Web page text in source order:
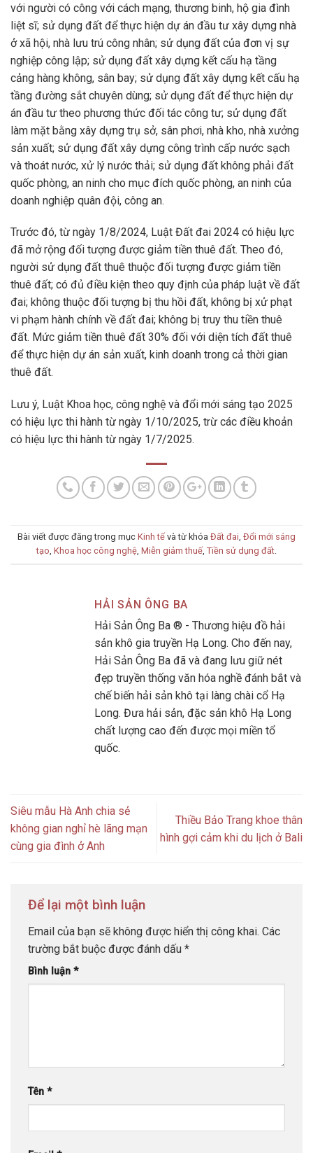
với người có công với cách mạng, thương binh, hộ gia đình
liệt sĩ; sử dụng đất để thực hiện dự án đầu tư xây dựng nhà
ở xã hội, nhà lưu trú công nhân; sử dụng đất của đơn vị sự
nghiệp công lập; sử dụng đất xây dựng kết cấu hạ tầng
cảng hàng không, sân bay; sử dụng đất xây dựng kết cấu hạ
tầng đường sắt chuyên dùng; sử dụng đất để thực hiện dự
án đầu tư theo phương thức đối tác công tư; sử dụng đất
làm mặt bằng xây dựng trụ sở, sân phơi, nhà kho, nhà xưởng
sản xuất; sử dụng đất xây dựng công trình cấp nước sạch
và thoát nước, xử lý nước thải; sử dụng đất không phải đất
quốc phòng, an ninh cho mục đích quốc phòng, an ninh của
doanh nghiệp quân đội, công an.
Trước đó, từ ngày 1/8/2024, Luật Đất đai 2024 có hiệu lực
đã mở rộng đối tượng được giảm tiền thuê đất. Theo đó,
người sử dụng đất thuê thuộc đối tượng được giảm tiền
thuê đất; có đủ điều kiện theo quy định của pháp luật về đất
đai; không thuộc đối tượng bị thu hồi đất, không bị xử phạt
vi phạm hành chính về đất đai; không bị truy thu tiền thuê
đất. Mức giảm tiền thuê đất 30% đối với diện tích đất thuê
để thực hiện dự án sản xuất, kinh doanh trong cả thời gian
thuê đất.
Lưu ý, Luật Khoa học, công nghệ và đổi mới sáng tạo 2025
có hiệu lực thi hành từ ngày 1/10/2025, trừ các điều khoản
có hiệu lực thi hành từ ngày 1/7/2025.
Bài viết được đăng trong mục Kinh tế và từ khóa Đất đai, Đổi mới sáng
tạo, Khoa học công nghệ, Miễn giảm thuế, Tiền sử dụng đất.
HẢI SẢN ÔNG BA
Hải Sản Ông Ba ® - Thương hiệu đồ hải
sản khô gia truyền Hạ Long. Cho đến nay,
Hải Sản Ông Ba đã và đang lưu giữ nét
đẹp truyền thống văn hóa nghề đánh bắt và
chế biến hải sản khô tại làng chài cổ Hạ
Long. Đưa hải sản, đặc sản khô Hạ Long
chất lượng cao đến được mọi miền tổ
quốc.
Siêu mẫu Hà Anh chia sẻ
không gian nghỉ hè lãng mạn
cùng gia đình ở Anh
Thiều Bảo Trang khoe thân
hình gợi cảm khi du lịch ở Bali
Để lại một bình luận
Email của bạn sẽ không được hiển thị công khai. Các
trường bắt buộc được đánh dấu *
Bình luận *
Tên *